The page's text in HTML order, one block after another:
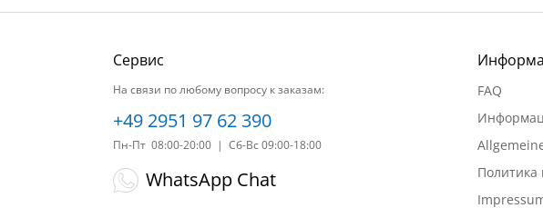
Сервис
На связи по любому вопросу к заказам:
+49 2951 97 62 390
Пн-Пт 08:00-20:00 | Сб-Вс 09:00-18:00
WhatsApp Chat
FAQ
Политика